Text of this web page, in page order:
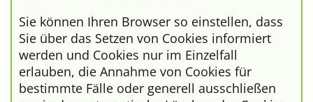
Sie können Ihren Browser so einstellen, dass
Sie über das Setzen von Cookies informiert
werden und Cookies nur im Einzelfall
erlauben, die Annahme von Cookies für
bestimmte Fälle oder generell ausschließen